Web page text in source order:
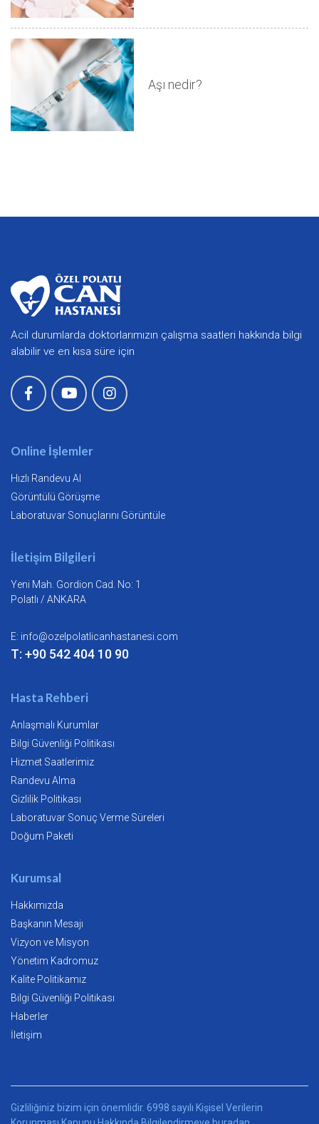
Aşı nedir?
Acil durumlarda doktorlarımızın çalışma saatleri hakkında bilgi
alabilir ve en kısa süre için
Online İşlemler
Hızlı Randevu Al
Görüntülü Görüşme
Laboratuvar Sonuçlarını Görüntüle
İletişim Bilgileri
Yeni Mah. Gordion Cad. No: 1
Polatlı / ANKARA
E: info@ozelpolatlicanhastanesi.com
T: +90 542 404 10 90
Hasta Rehberi
Anlaşmalı Kurumlar
Bilgi Güvenliği Politikası
Hizmet Saatlerimiz
Randevu Alma
Gizlilik Politikası
Laboratuvar Sonuç Verme Süreleri
Doğum Paketi
Kurumsal
Hakkımızda
Başkanın Mesajı
Vizyon ve Misyon
Yönetim Kadromuz
Kalite Politikamız
Bilgi Güvenliği Politikası
Haberler
İletişim
Gizliliğiniz bizim için önemlidir. 6998 sayılı Kişisel Verilerin